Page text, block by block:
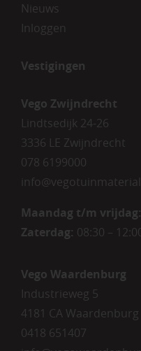
Nieuws
Inloggen
Vestigingen
Vego Zwijndrecht
Lindtsedijk 24-26
3336 LE Zwijndrecht
078 6199000
Maandag t/m vrijdag:
Zaterdag: 08:30 –
Vego Waardenburg
Industrieweg 5
4181 CA Waardenburg
0418 651407